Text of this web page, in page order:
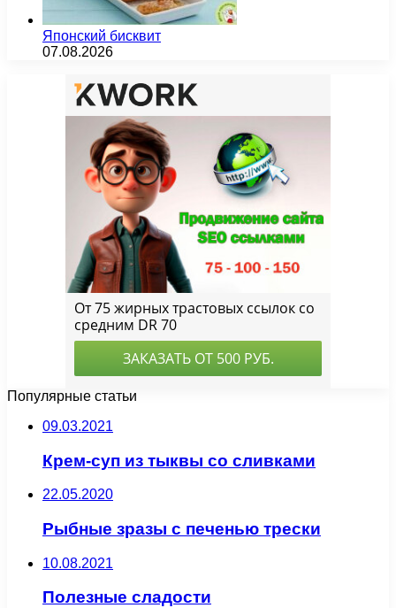
Японский бисквит
07.08.2026
Популярные статьи
09.03.2021
Крем-суп из тыквы со сливками
22.05.2020
Рыбные зразы с печенью трески
10.08.2021
Полезные сладости